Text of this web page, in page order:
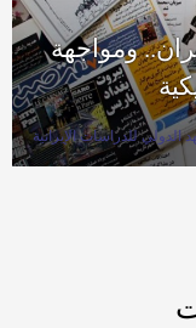
ومواجهة
الدولي للدراسات الإيرانية